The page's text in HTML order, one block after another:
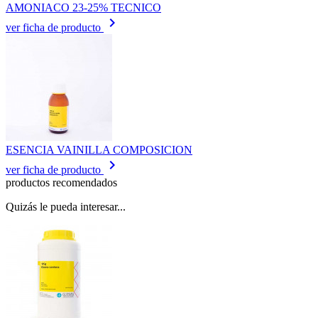
AMONIACO 23-25% TECNICO
ver ficha de producto
keyboard_arrow_right
ESENCIA VAINILLA COMPOSICION
ver ficha de producto
keyboard_arrow_right
productos recomendados
Quizás le pueda interesar...